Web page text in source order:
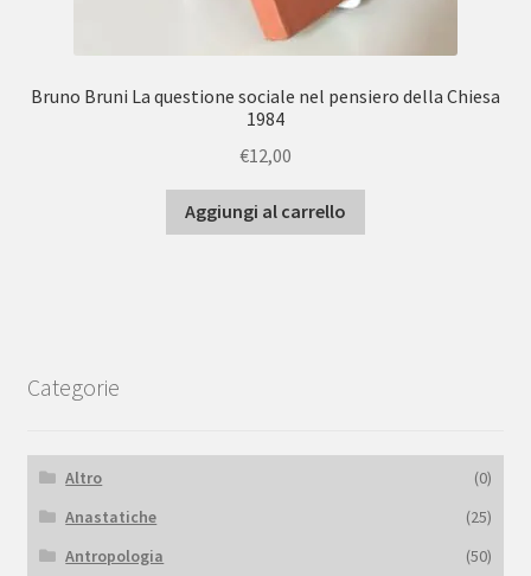
Bruno Bruni La questione sociale nel pensiero della Chiesa
1984
€12,00
Aggiungi al carrello
Categorie
Altro
(0)
Anastatiche
(25)
Antropologia
(50)